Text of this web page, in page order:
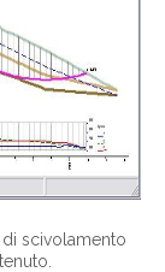
scivolamento